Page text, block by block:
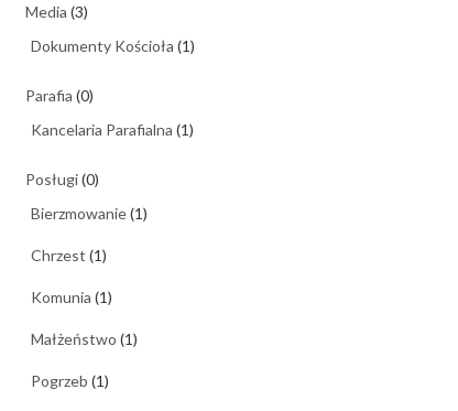
Media (3)
Dokumenty Kościoła (1)
Parafia (0)
Kancelaria Parafialna (1)
Posługi(0)
Bierzmowanie(1)
Chrzest (1)
Komunia (1)
Małżeństwo (1)
Pogrzeb (1)